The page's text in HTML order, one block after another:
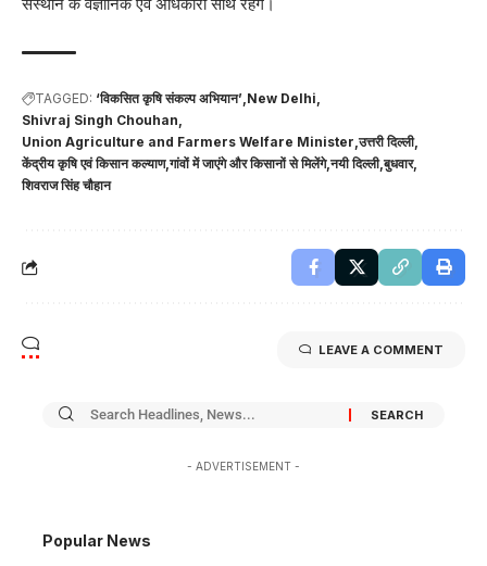
TAGGED: ‘विकसित कृषि संकल्प अभियान’ New Delhi
Shivraj Singh Chouhan
Union Agriculture and Farmers Welfare Minister उत्तरी दिल्ली
केंद्रीय कृषि एवं किसान कल्याण गांवों में जाएंगे और किसानों से मिलेंगे नयी दिल्ली बुधवार
शिवराज सिंह चौहान
LEAVE A COMMENT
- ADVERTISEMENT -
Popular News